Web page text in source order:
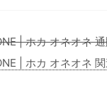
| ホカ オネオネ
| ホカ オネオネ